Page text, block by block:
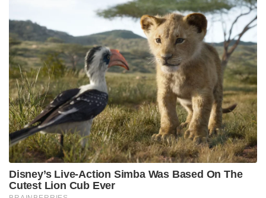
Disney’s Live-Action Simba Was Based On The
Cutest Lion Cub Ever